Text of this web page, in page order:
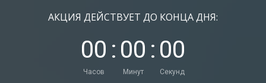
АКЦИЯ ДЕЙСТВУЕТ ДО КОНЦА ДНЯ:
00
Часов
: 00
Минут
: 00
Секунд